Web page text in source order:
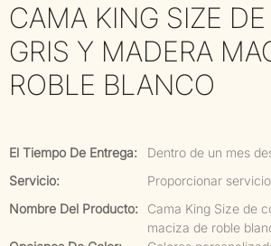
CAMA KING SIZE
GRIS Y MADERA
ROBLE BLANCO
El Tiempo De Entrega:
Dentro de un mes
Servicio:
Proporcionar
Nombre Del Producto:
Cama King Size de
maciza de roble